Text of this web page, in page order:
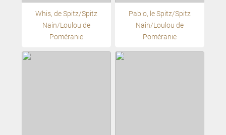
Whis, de Spitz/Spitz
Nain/Loulou de
Poméranie
Pablo, le Spitz/Spitz
Nain/Loulou de
Poméranie